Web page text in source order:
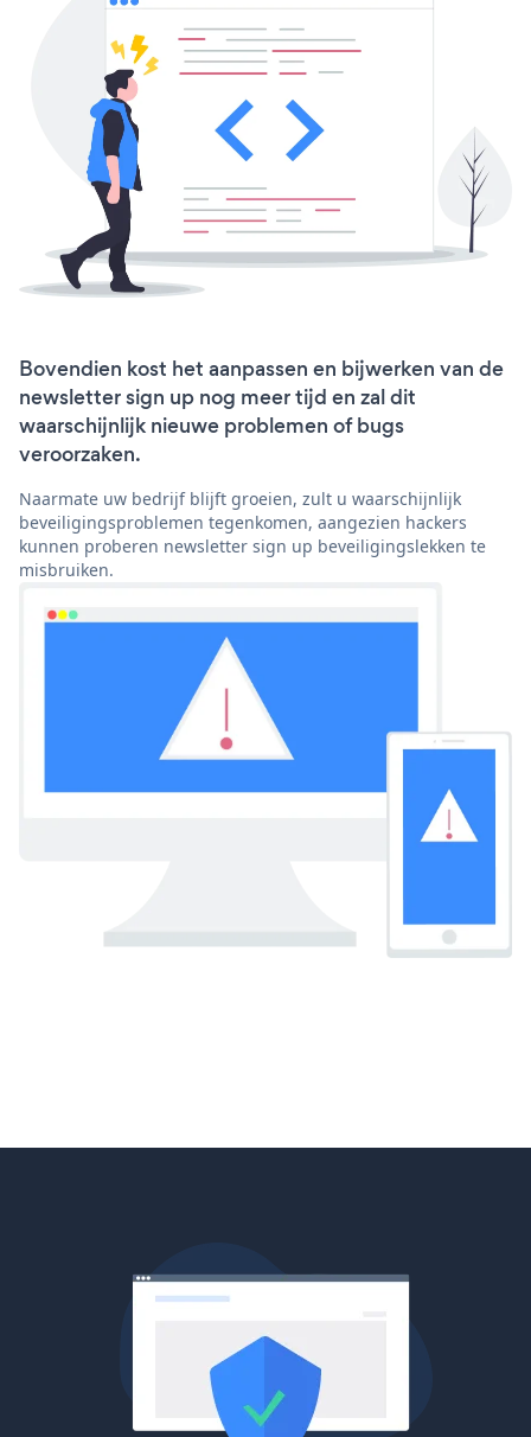
Bovendien kost het aanpassen en bijwerken van de
newsletter sign up nog meer tijd en zal dit
waarschijnlijk nieuwe problemen of bugs
veroorzaken.
Naarmate uw bedrijf blijft groeien, zult u waarschijnlijk
beveiligingsproblemen tegenkomen, aangezien hackers
kunnen proberen newsletter sign up beveiligingslekken te
misbruiken.